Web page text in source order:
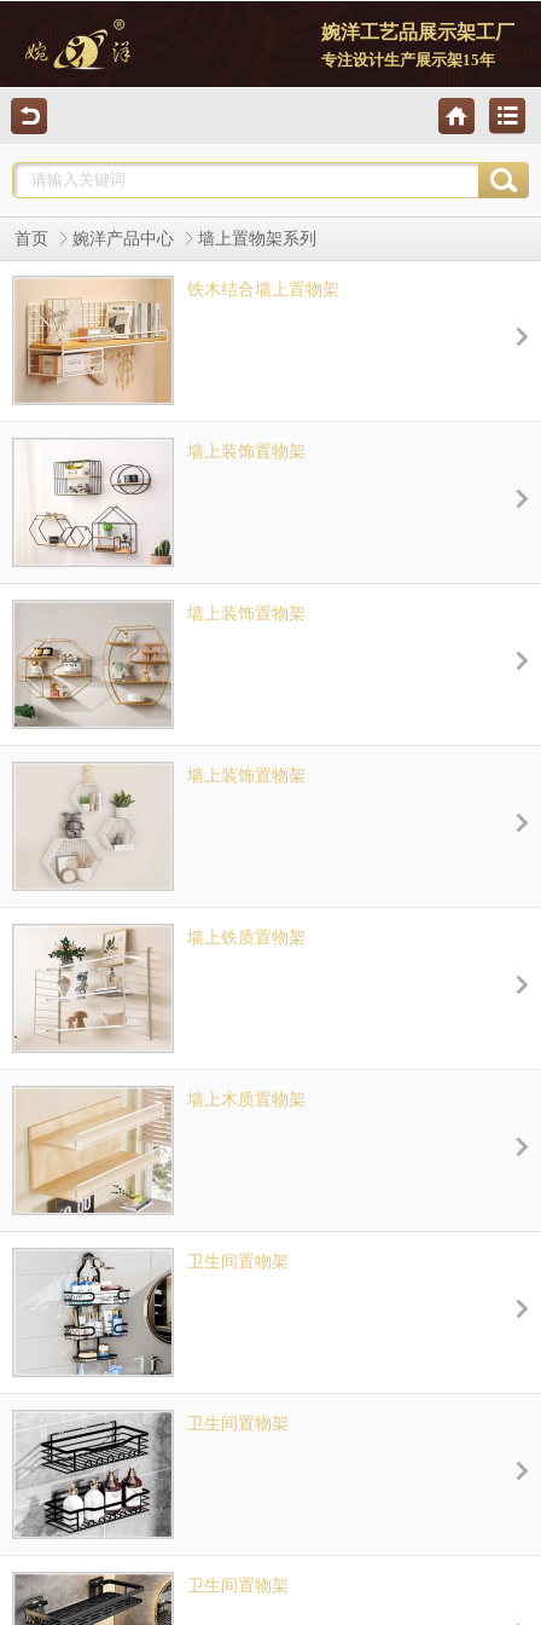
婉洋工艺品展示架工厂
专注设计生产展示架15年
首页 婉洋产品中心 墙上置物架系列
铁木结合墙上置物架
墙上装饰置物架
墙上装饰置物架
墙上装饰置物架
墙上铁质置物架
墙上木质置物架
卫生间置物架
卫生间置物架
卫生间置物架